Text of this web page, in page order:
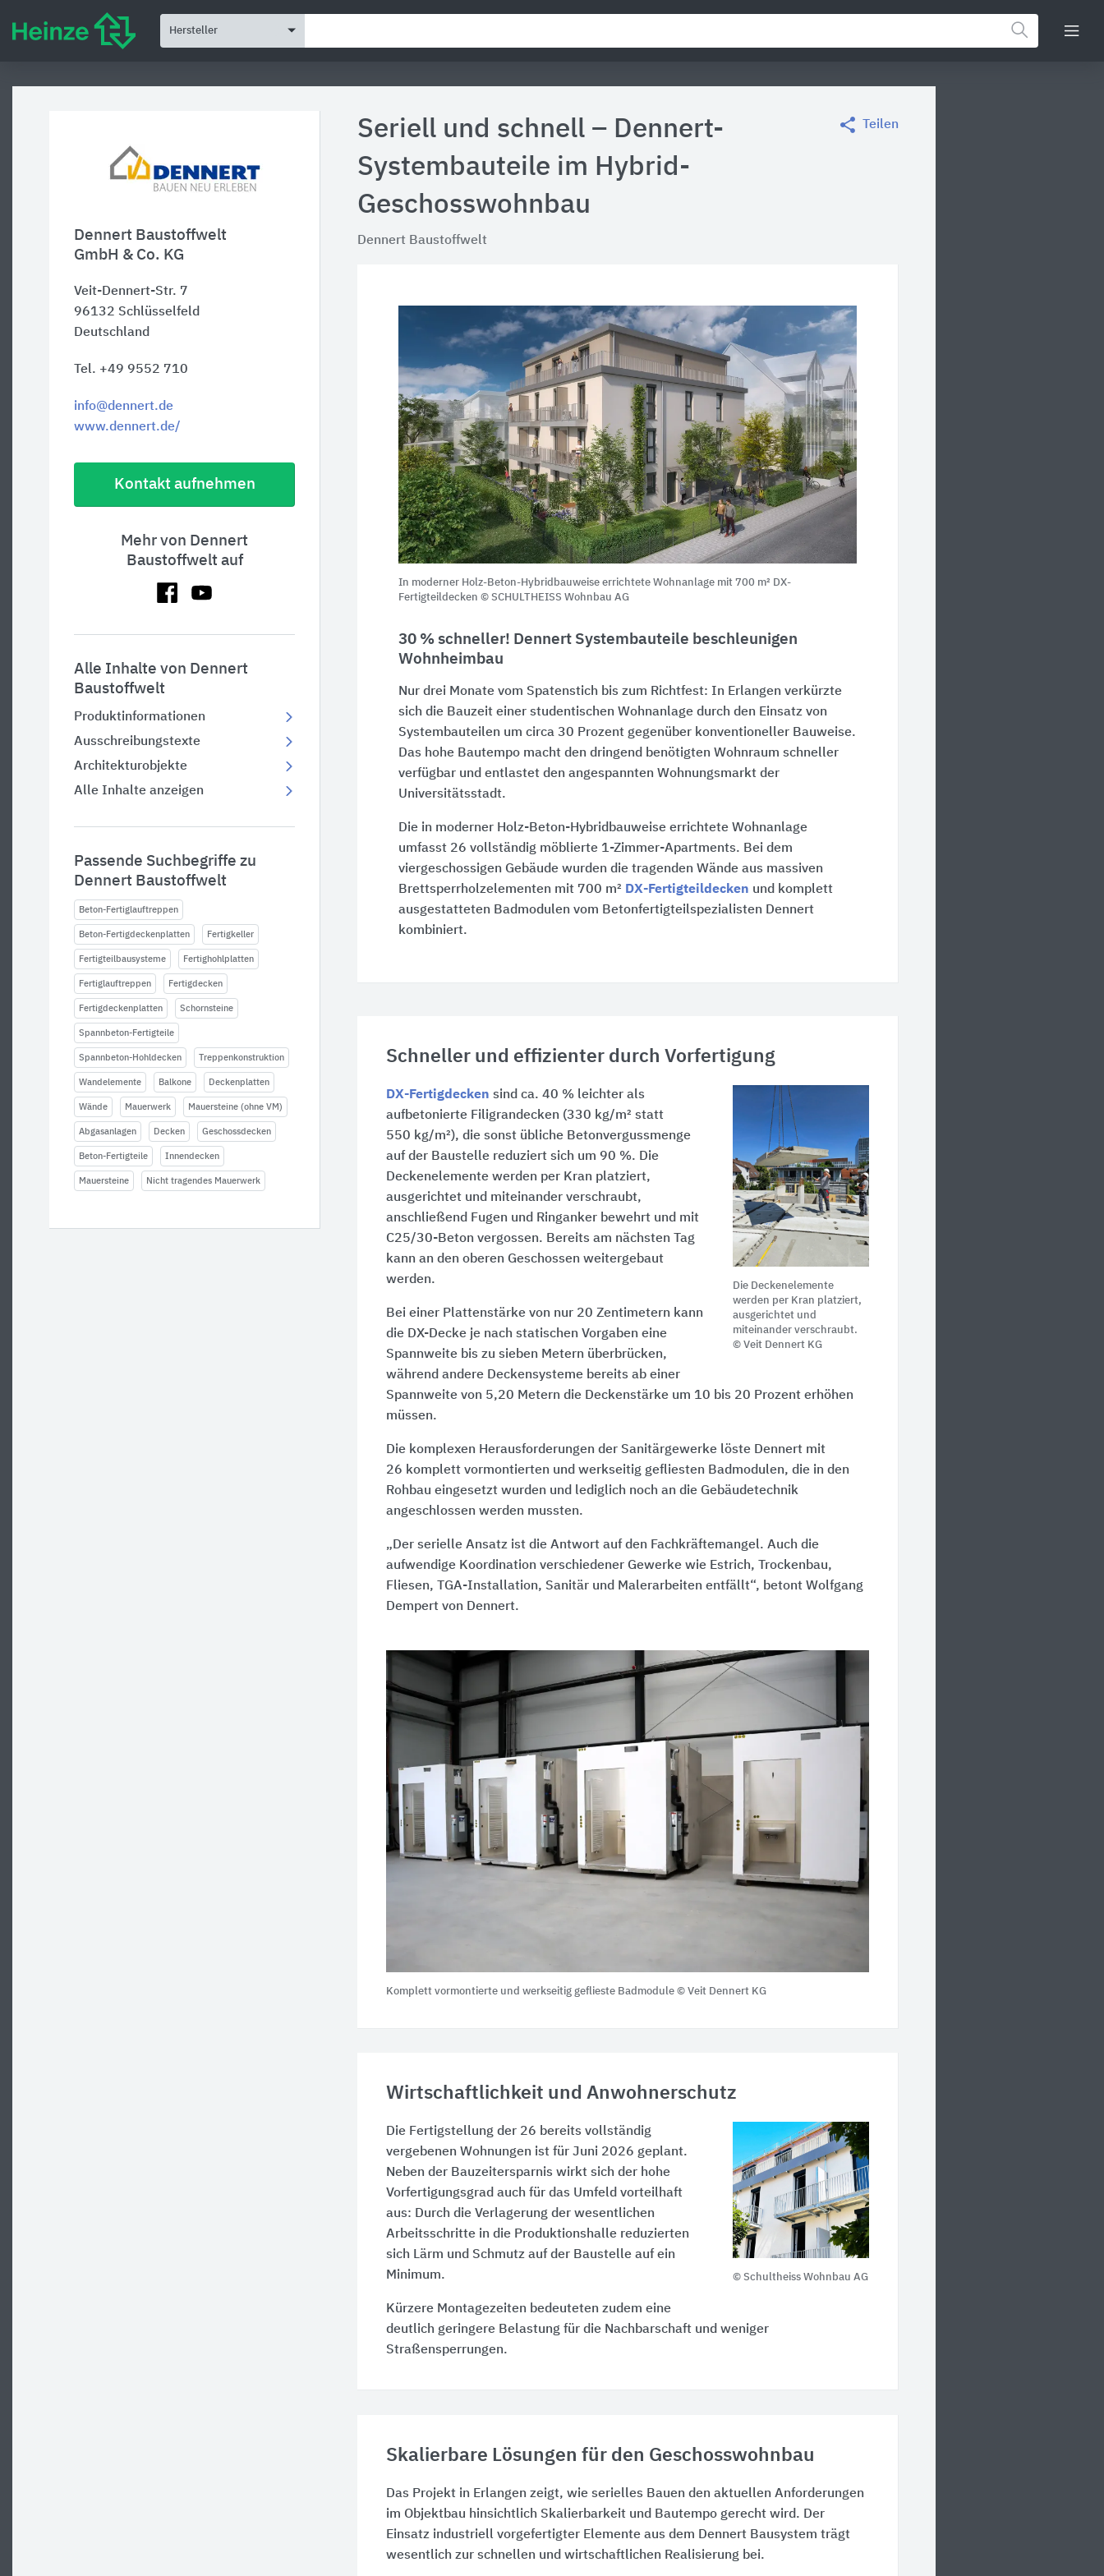
Hersteller
Dennert Baustoffwelt
GmbH & Co. KG
Veit-Dennert-Str. 7
96132 Schlüsselfeld
Deutschland
Tel. +49 9552 710
info@dennert.de
www.dennert.de/
Kontakt aufnehmen
Mehr von Dennert
Baustoffwelt auf
Alle Inhalte von Dennert
Baustoffwelt
Produktinformationen
Ausschreibungstexte
Architekturobjekte
Alle Inhalte anzeigen
Passende Suchbegriffe zu
Dennert Baustoffwelt
Beton-Fertiglauftreppen
Beton-Fertigdeckenplatten Fertigkeller
Fertigteilbausysteme Fertighohlplatten
Fertiglauftreppen Fertigdecken
Fertigdeckenplatten Schornsteine
Spannbeton-Fertigteile
Spannbeton-Hohldecken Treppenkonstruktion
Wandelemente Balkone Deckenplatten
Wände Mauerwerk Mauersteine (ohne VM)
Abgasanlagen Decken Geschossdecken
Beton-Fertigteile Innendecken
Mauersteine Nicht tragendes Mauerwerk
Seriell und schnell – Dennert-
Systembauteile im Hybrid-
Geschosswohnbau
Dennert Baustoffwelt
Teilen
In moderner Holz-Beton-Hybridbauweise errichtete Wohnanlage mit 700 m² DX-
Fertigteildecken © SCHULTHEISS Wohnbau AG
30 % schneller! Dennert Systembauteile beschleunigen
Wohnheimbau
Nur drei Monate vom Spatenstich bis zum Richtfest: In Erlangen verkürzte
sich die Bauzeit einer studentischen Wohnanlage durch den Einsatz von
Systembauteilen um circa 30 Prozent gegenüber konventioneller Bauweise.
Das hohe Bautempo macht den dringend benötigten Wohnraum schneller
verfügbar und entlastet den angespannten Wohnungsmarkt der
Universitätsstadt.
Die in moderner Holz-Beton-Hybridbauweise errichtete Wohnanlage
umfasst 26 vollständig möblierte 1-Zimmer-Apartments. Bei dem
viergeschossigen Gebäude wurden die tragenden Wände aus massiven
Brettsperrholzelementen mit 700 m² DX-Fertigteildecken und komplett
ausgestatteten Badmodulen vom Betonfertigteilspezialisten Dennert
kombiniert.
Schneller und effizienter durch Vorfertigung
Die Deckenelemente
werden per Kran platziert,
ausgerichtet und
miteinander verschraubt.
© Veit Dennert KG
DX-Fertigdecken sind ca. 40 %leichter als
aufbetonierte Filigrandecken (330 kg/m² statt
550 kg/m²), die sonst übliche Betonvergussmenge
auf der Baustelle reduziert sich um 90 %. Die
Deckenelemente werden per Kran platziert,
ausgerichtet und miteinander verschraubt,
anschließend Fugen und Ringanker bewehrt und mit
C25/30-Beton vergossen. Bereits am nächsten Tag
kann an den oberen Geschossen weitergebaut
werden.
Bei einer Plattenstärke von nur 20 Zentimetern kann
die DX-Decke je nach statischen Vorgaben eine
Spannweite bis zu sieben Metern überbrücken,
während andere Deckensysteme bereits ab einer
Spannweite von 5,20 Metern die Deckenstärke um 10 bis 20 Prozenterhöhen
müssen.
Die komplexen Herausforderungen der Sanitärgewerke löste Dennert mit
26 komplettvormontierten und werkseitig gefliesten Badmodulen, die in den
Rohbau eingesetzt wurden und lediglich noch an die Gebäudetechnik
angeschlossen werden mussten.
„Der serielle Ansatz ist die Antwort auf den Fachkräftemangel. Auch die
aufwendige Koordination verschiedener Gewerke wie Estrich, Trockenbau,
Fliesen, TGA-Installation, Sanitär und Malerarbeiten entfällt“, betont Wolfgang
Dempert von Dennert.
Komplett vormontierte und werkseitig geflieste Badmodule © Veit Dennert KG
Wirtschaftlichkeit und Anwohnerschutz
© Schultheiss Wohnbau AG
Die Fertigstellung der 26 bereits vollständig
vergebenen Wohnungen ist für Juni 2026 geplant.
Neben der Bauzeitersparnis wirkt sich der hohe
Vorfertigungsgrad auch für das Umfeld vorteilhaft
aus: Durch die Verlagerung der wesentlichen
Arbeitsschritte in die Produktionshalle reduzierten
sich Lärm und Schmutz auf der Baustelle auf ein
Minimum.
Kürzere Montagezeiten bedeuteten zudem eine
deutlich geringere Belastung für die Nachbarschaft und weniger
Straßensperrungen.
Skalierbare Lösungen für den Geschosswohnbau
Das Projekt in Erlangen zeigt, wie serielles Bauen den aktuellen Anforderungen
im Objektbau hinsichtlich Skalierbarkeit und Bautempo gerecht wird. Der
Einsatz industriell vorgefertigter Elemente aus dem Dennert Bausystem trägt
wesentlich zur schnellen und wirtschaftlichen Realisierung bei.